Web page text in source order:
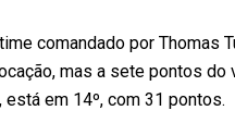
comandado por Thomas
mas a sete pontos
em 14º, com 31 pontos.